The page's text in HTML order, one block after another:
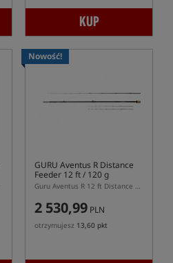
KUP
Nowość!
GURU Aventus R Distance
Feeder 12 ft / 120 g
Guru Aventus R 12 ft Distance Feeder 120 g – wędka feederowa dalekiego zasięgu
2 530,99 PLN
otrzymujesz 13,60 pkt